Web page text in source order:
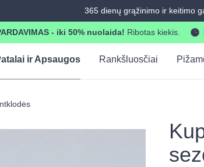
365 dienų grąžinimo ir keitimo
- iki 50% nuolaida! Ribotas kiekis.
ir Apsaugos Rankšluosčiai